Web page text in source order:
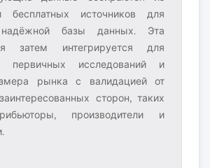
бесплатных источников для
надёжной базы данных. Эта
затем интегрируется для
первичных исследований и
рынка с валидацией от
сторон, таких
производители и